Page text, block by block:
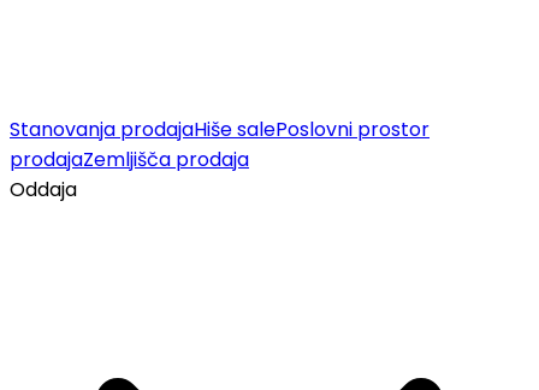
Stanovanja prodajaHiše salePoslovni prostor
prodajaZemljišča prodaja
Oddaja